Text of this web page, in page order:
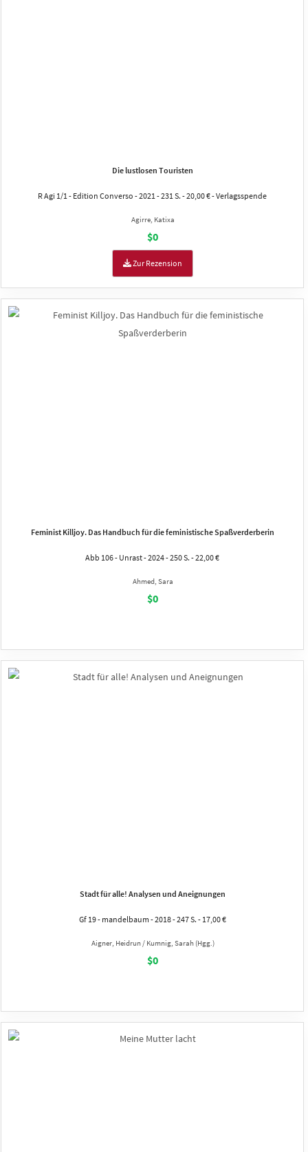
Die lustlosen Touristen
R Agi 1/1 - Edition Converso - 2021 - 231 S. - 20,00 € - Verlagsspende
Agirre, Katixa
$0
Zur Rezension
Feminist Killjoy. Das Handbuch für die feministische Spaßverderberin
Abb 106 - Unrast - 2024 - 250 S. - 22,00 €
Ahmed, Sara
$0
Stadt für alle! Analysen und Aneignungen
Gf 19 - mandelbaum - 2018 - 247 S. - 17,00 €
Aigner, Heidrun / Kumnig, Sarah (Hgg.)
$0